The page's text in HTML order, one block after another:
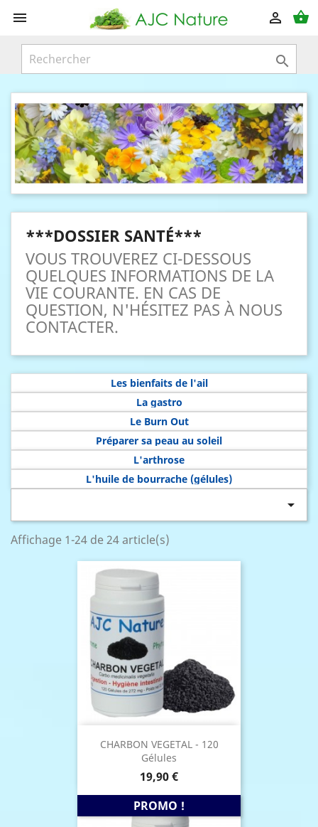
 shopping_basket


***DOSSIER SANTÉ***
VOUS TROUVEREZ CI-DESSOUS
QUELQUES INFORMATIONS DE LA
VIE COURANTE. EN CAS DE
QUESTION, N'HÉSITEZ PAS À NOUS
CONTACTER.
Les bienfaits de l'ail
La gastro
Le Burn Out
Préparer sa peau au soleil
L'arthrose
L'huile de bourrache (gélules)

Affichage 1-24 de 24 article(s)
CHARBON VEGETAL - 120
Gélules
Prix
19,90 €
PROMO !